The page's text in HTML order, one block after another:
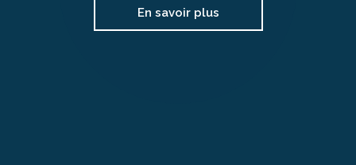
En savoir plus